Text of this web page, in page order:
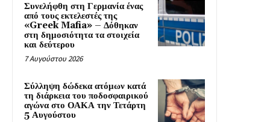
Συνελήφθη στη Γερμανία ένας
από τους εκτελεστές της
«Greek Mafia» – Δόθηκαν
στη δημοσιότητα τα στοιχεία
και δεύτερου
7 Αυγούστου 2026
Σύλληψη δώδεκα ατόμων κατά
τη διάρκεια του ποδοσφαιρικού
αγώνα στο ΟΑΚΑ την Τετάρτη
5 Αυγούστου